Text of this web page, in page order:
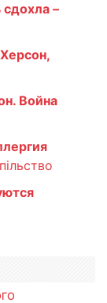
–
Война